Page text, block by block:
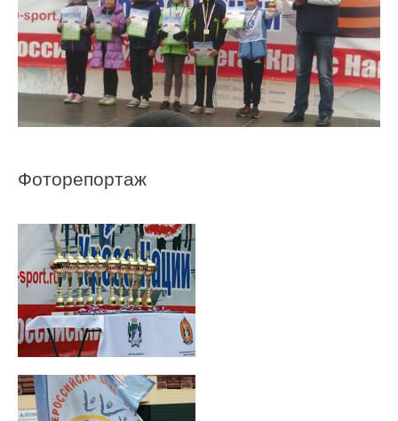
Фоторепортаж